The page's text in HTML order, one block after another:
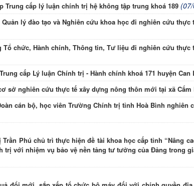
Trung cấp lý luận chính trị hệ không tập trung khoá 189
Quản lý đào tạo và Nghiên cứu khoa học đi nghiên cứu
Tổ chức, Hành chính, Thông tin, Tư liệu đi nghiên cứu thực
cấp Lý luận Chính trị - Hành chính khoá 171 huyện Can
sở nghiên cứu thực tế xây dựng nông thôn mới tại xã Cẩm
cán bộ, học viên Trường Chính trị tỉnh Hoà Bình nghiên
Phú chủ trì thực hiện đề tài khoa học cấp tỉnh “Nâng
trị với nhiệm vụ bảo vệ nền tảng tư tưởng của Đảng trong